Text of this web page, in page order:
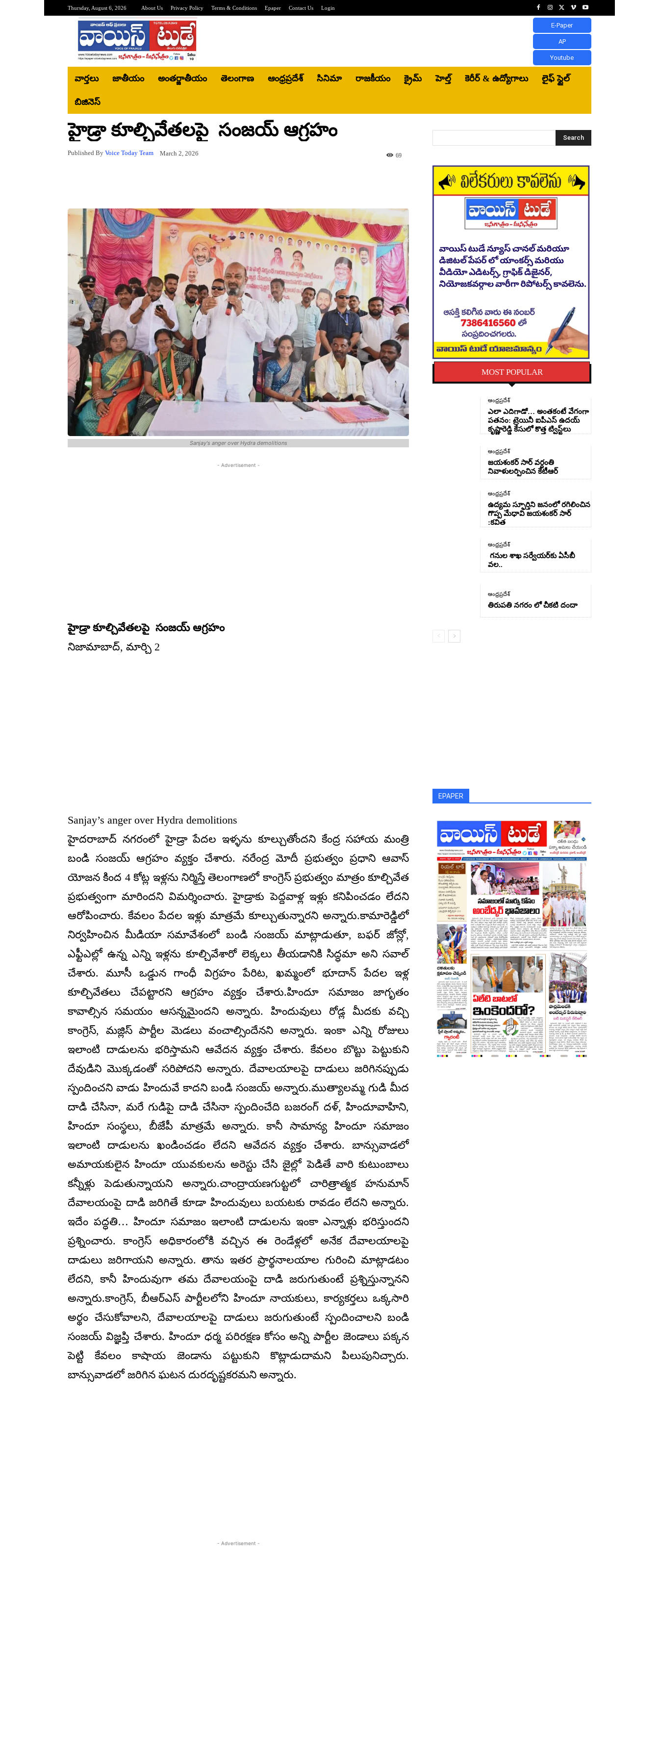
Thursday, August 6, 2026 About Us Privacy Policy Terms & Conditions Epaper Contact Us Login
E-Paper
AP
Youtube
వార్తలు జాతీయం అంతర్జాతీయం తెలంగాణ ఆంధ్రప్రదేశ్ సినిమా రాజకీయం క్రైమ్ హెల్త్‌ కెరీర్ & ఉద్యోగాలు లైఫ్ స్టైల్
బిజినెస్‌
హైడ్రా కూల్చివేతలపై సంజయ్ ఆగ్రహం
Published By Voice Today Team March 2, 2026 69
Sanjay's anger over Hydra demolitions
- Advertisement -
హైడ్రా కూల్చివేతలపై సంజయ్ ఆగ్రహం
నిజామాబాద్, మార్చి 2
Sanjay’s anger over Hydra demolitions
హైదరాబాద్ నగరంలో హైడ్రా పేదల ఇళ్ళను కూల్చుతోందని కేంద్ర సహాయ మంత్రి
బండి సంజయ్ ఆగ్రహం వ్యక్తం చేశారు. నరేంద్ర మోదీ ప్రభుత్వం ప్రధాని ఆవాస్
యోజన కింద 4 కోట్ల ఇళ్లను నిర్మిస్తే తెలంగాణలో కాంగ్రెస్ ప్రభుత్వం మాత్రం కూల్చివేత
ప్రభుత్వంగా మారిందని విమర్శించారు. హైడ్రాకు పెద్దవాళ్ల ఇళ్లు కనిపించడం లేదని
ఆరోపించారు. కేవలం పేదల ఇళ్లు మాత్రమే కూల్చుతున్నారని అన్నారు.కామారెడ్డిలో
నిర్వహించిన మీడియా సమావేశంలో బండి సంజయ్ మాట్లాడుతూ, బఫర్ జోన్లో,
ఎఫ్టీఎల్లో ఉన్న ఎన్ని ఇళ్లను కూల్చివేశారో లెక్కలు తీయడానికి సిద్ధమా అని సవాల్
చేశారు. మూసీ ఒడ్డున గాంధీ విగ్రహం పేరిట, ఖమ్మంలో భూదాన్ పేదల ఇళ్ల
కూల్చివేతలు చేపట్టారని ఆగ్రహం వ్యక్తం చేశారు.హిందూ సమాజం జాగృతం
కావాల్సిన సమయం ఆసన్నమైందని అన్నారు. హిందువులు రోడ్ల మీదకు వచ్చి
కాంగ్రెస్, మజ్లిస్ పార్టీల మెడలు వంచాల్సిందేనని అన్నారు. ఇంకా ఎన్ని రోజులు
ఇలాంటి దాడులను భరిస్తామని ఆవేదన వ్యక్తం చేశారు. కేవలం బొట్టు పెట్టుకుని
దేవుడిని మొక్కడంతో సరిపోదని అన్నారు. దేవాలయాలపై దాడులు జరిగినప్పుడు
స్పందించని వాడు హిందువే కాదని బండి సంజయ్ అన్నారు.ముత్యాలమ్మ గుడి మీద
దాడి చేసినా, మరే గుడిపై దాడి చేసినా స్పందించేది బజరంగ్ దళ్, హిందూవాహిని,
హిందూ సంస్థలు, బీజేపీ మాత్రమే అన్నారు. కానీ సామాన్య హిందూ సమాజం
ఇలాంటి దాడులను ఖండించడం లేదని ఆవేదన వ్యక్తం చేశారు. బాన్సువాడలో
అమాయకులైన హిందూ యువకులను అరెస్టు చేసి జైల్లో పెడితే వారి కుటుంబాలు
కన్నీళ్లు పెడుతున్నాయని అన్నారు.చాంద్రాయణగుట్టలో చారిత్రాత్మక హనుమాన్
దేవాలయంపై దాడి జరిగితే కూడా హిందువులు బయటకు రావడం లేదని అన్నారు.
ఇదేం పద్ధతి… హిందూ సమాజం ఇలాంటి దాడులను ఇంకా ఎన్నాళ్లు భరిస్తుందని
ప్రశ్నించారు. కాంగ్రెస్ అధికారంలోకి వచ్చిన ఈ రెండేళ్లలో అనేక దేవాలయాలపై
దాడులు జరిగాయని అన్నారు. తాను ఇతర ప్రార్థనాలయాల గురించి మాట్లాడటం
లేదని, కానీ హిందువుగా తమ దేవాలయంపై దాడి జరుగుతుంటే ప్రశ్నిస్తున్నానని
అన్నారు.కాంగ్రెస్, బీఆర్ఎస్ పార్టీలలోని హిందూ నాయకులు, కార్యకర్తలు ఒక్కసారి
అర్థం చేసుకోవాలని, దేవాలయాలపై దాడులు జరుగుతుంటే స్పందించాలని బండి
సంజయ్ విజ్ఞప్తి చేశారు. హిందూ ధర్మ పరిరక్షణ కోసం అన్ని పార్టీల జెండాలు పక్కన
పెట్టి కేవలం కాషాయ జెండాను పట్టుకుని కొట్లాడుదామని పిలుపునిచ్చారు.
బాన్సువాడలో జరిగిన ఘటన దురదృష్టకరమని అన్నారు.
- Advertisement -
Search
MOST POPULAR
ఆంధ్రప్రదేశ్
ఎలా ఎదిగాడో… అంతకంటే వేగంగా
పతనం: ట్రెయినీ ఐపీఎస్ ఉదయ్
కృష్ణారెడ్డి కేసులో కొత్త ట్విస్ట్‌లు
ఆంధ్రప్రదేశ్
జయశంకర్ సార్ వర్ధంతి
నివాళులర్పించిన కేటీఆర్
ఆంధ్రప్రదేశ్
ఉద్యమ స్ఫూర్తిని జనంలో రగిలించిన
గొప్ప మేధావి జయశంకర్ సార్
:కవిత
ఆంధ్రప్రదేశ్
గనుల శాఖ సర్వేయర్‌కు ఏసీబీ
వల..
ఆంధ్రప్రదేశ్
తిరుపతి నగరం లో చీకటి దందా
EPAPER